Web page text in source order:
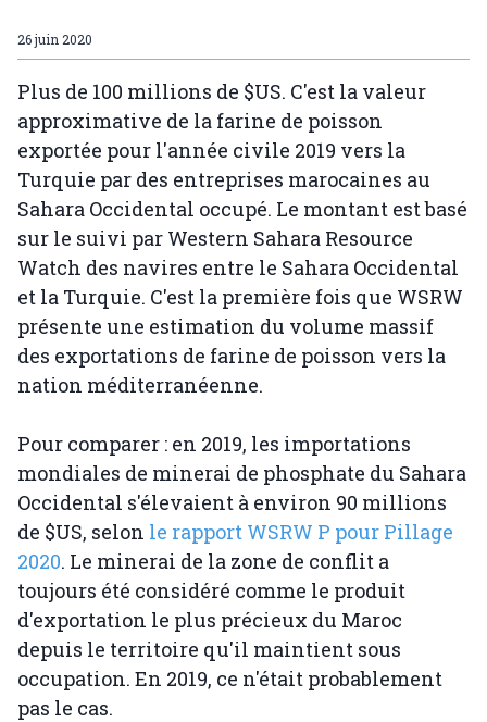
26 juin 2020
Plus de 100 millions de $US. C'est la valeur
approximative de la farine de poisson
exportée pour l'année civile 2019 vers la
Turquie par des entreprises marocaines au
Sahara Occidental occupé. Le montant est basé
sur le suivi par Western Sahara Resource
Watch des navires entre le Sahara Occidental
et la Turquie. C'est la première fois que WSRW
présente une estimation du volume massif
des exportations de farine de poisson vers la
nation méditerranéenne.
Pour comparer : en 2019, les importations
mondiales de minerai de phosphate du Sahara
Occidental s'élevaient à environ 90 millions
de $US, selon le rapport WSRW P pour Pillage
2020. Le minerai de la zone de conflit a
toujours été considéré comme le produit
d'exportation le plus précieux du Maroc
depuis le territoire qu'il maintient sous
occupation. En 2019, ce n'était probablement
pas le cas.